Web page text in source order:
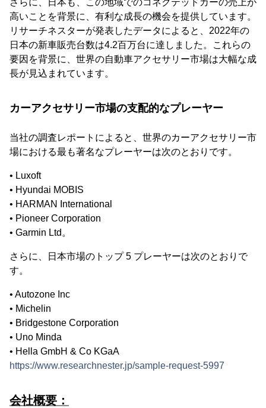
さらに、日本も、この地域でのコネクテッドカーの売上が
高いことを背景に、有利な成長の機会を提供しています。
リサーチネスターが発表したデータによると、2022年の
日本の新車販売台数は4.2百万台に達しました。これらの
要因を背景に、世界の自動車アクセサリー市場は大幅な成
長が見込まれています。
カーアクセサリー市場の支配的なプレーヤー
当社の調査レポートによると、世界のカーアクセサリー市
場における最も著名なプレーヤーは次のとおりです。
• Luxoft
• Hyundai MOBIS
• HARMAN International
• Pioneer Corporation
• Garmin Ltd。
さらに、日本市場のトップ 5 プレーヤーは次のとおりで
す。
• Autozone Inc
• Michelin
• Bridgestone Corporation
• Uno Minda
• Hella GmbH & Co KGaA
https://www.researchnester.jp/sample-request-5997
会社概要：